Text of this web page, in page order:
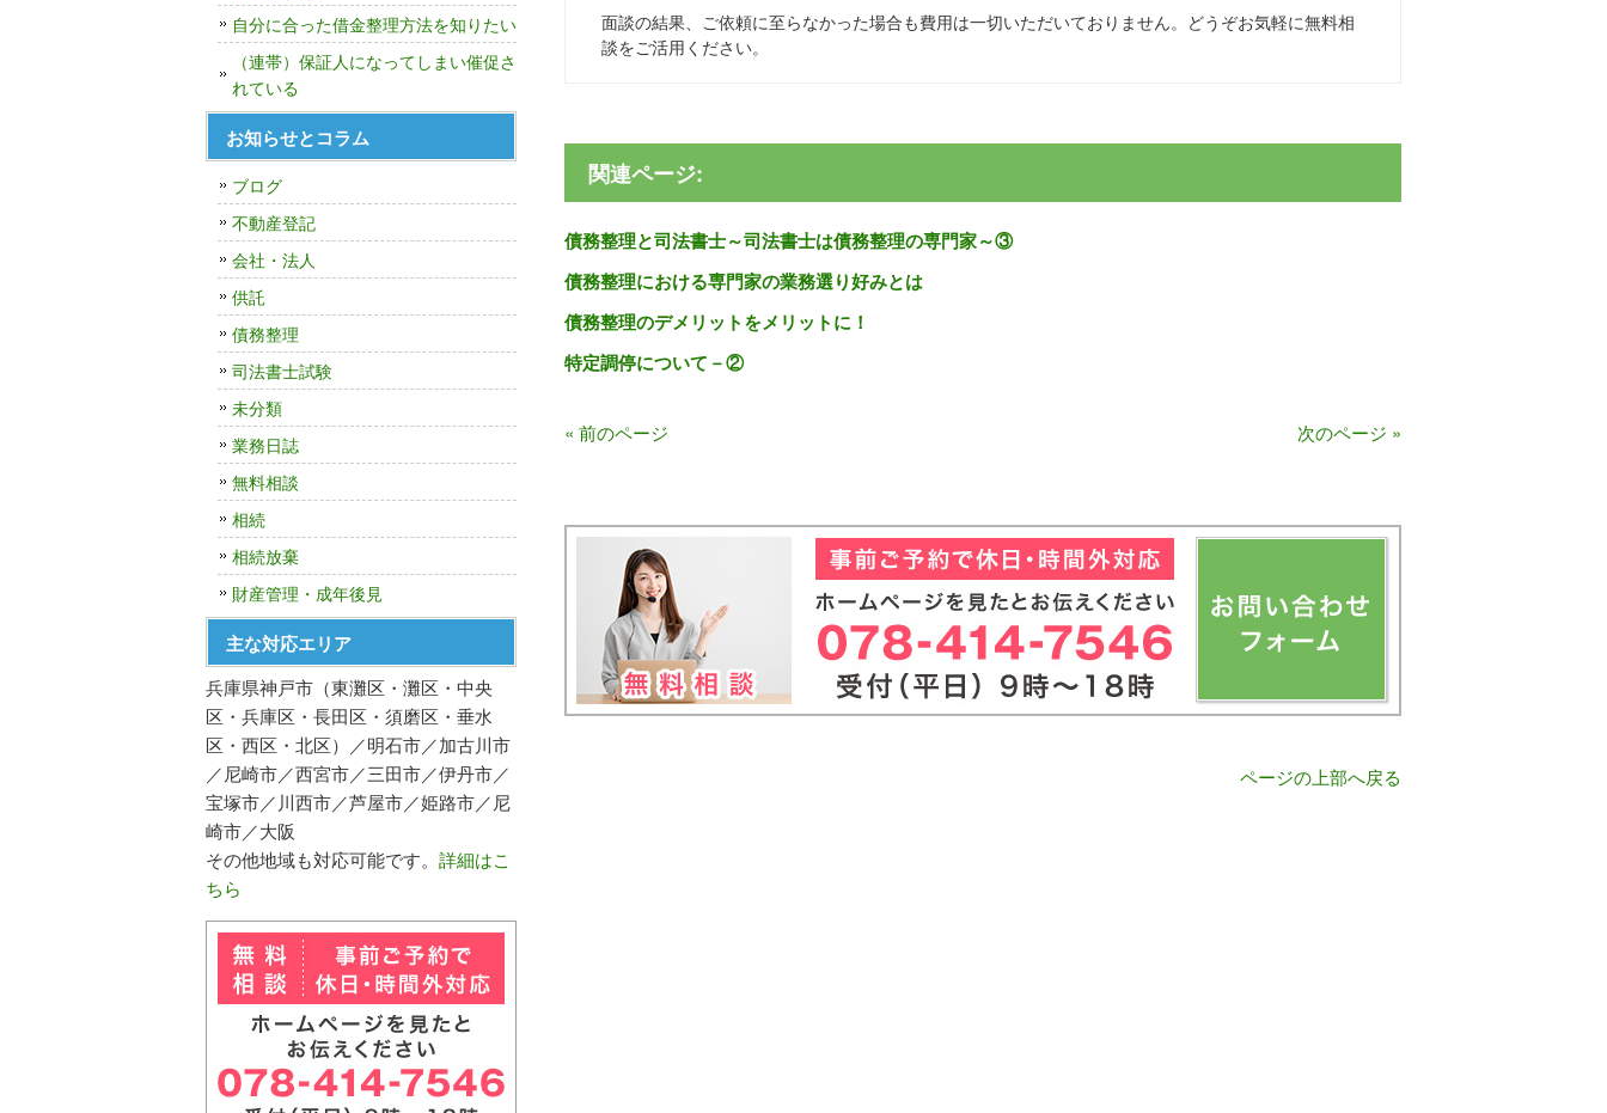
面談の結果、ご依頼に至らなかった場合も費用は一切いただいておりません。どうぞお気軽に無料相
談をご活用ください。
関連ページ:
債務整理と司法書士～司法書士は債務整理の専門家～③
債務整理における専門家の業務選り好みとは
債務整理のデメリットをメリットに！
特定調停について－②
« 前のページ 次のページ »
ページの上部へ戻る
自分に合った借金整理方法を知りたい
（連帯）保証人になってしまい催促さ
れている
お知らせとコラム
ブログ
不動産登記
会社・法人
供託
債務整理
司法書士試験
未分類
業務日誌
無料相談
相続
相続放棄
財産管理・成年後見
主な対応エリア
兵庫県神戸市（東灘区・灘区・中央
区・兵庫区・長田区・須磨区・垂水
区・西区・北区）／明石市／加古川市
／尼崎市／西宮市／三田市／伊丹市／
宝塚市／川西市／芦屋市／姫路市／尼
崎市／大阪
その他地域も対応可能です。 詳細はこ
ちら